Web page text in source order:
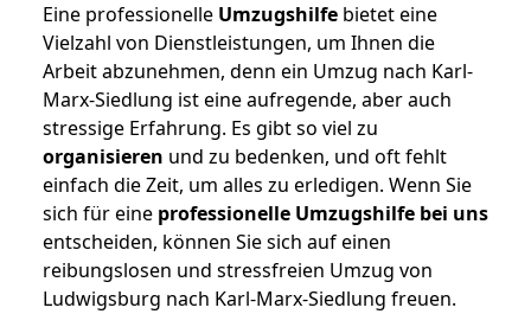
Eine professionelle Umzugshilfe bietet eine
Vielzahl von Dienstleistungen, um Ihnen die
Arbeit abzunehmen, denn ein Umzug nach Karl-
Marx-Siedlung ist eine aufregende, aber auch
stressige Erfahrung. Es gibt so viel zu
organisieren und zu bedenken, und oft fehlt
einfach die Zeit, um alles zu erledigen. Wenn Sie
sich für eine professionelle Umzugshilfe bei uns
entscheiden, können Sie sich auf einen
reibungslosen und stressfreien Umzug von
Ludwigsburg nach Karl-Marx-Siedlung freuen.